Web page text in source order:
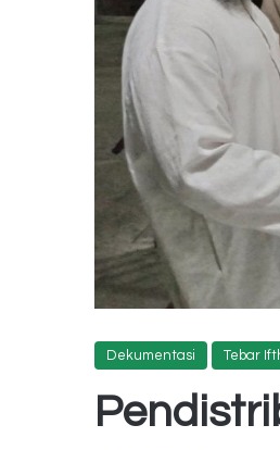
Dekumentasi Tebar